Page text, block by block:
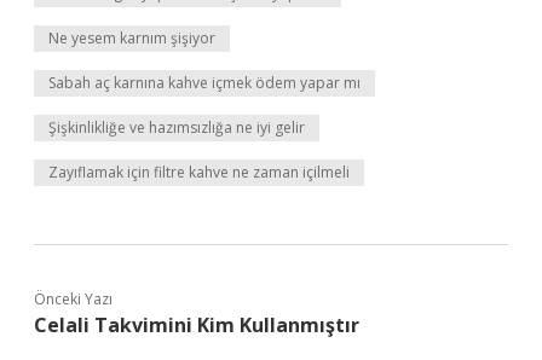
Ne yesem karnım şişiyor
Sabah aç karnına kahve içmek ödem yapar mı
Şişkinlikliğe ve hazımsızlığa ne iyi gelir
Zayıflamak için filtre kahve ne zaman içilmeli
Önceki Yazı
Celali Takvimini Kim Kullanmıştır